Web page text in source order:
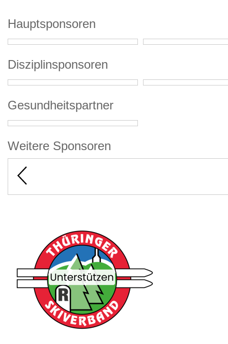
Hauptsponsoren
Disziplinsponsoren
Gesundheitspartner
Weitere Sponsoren